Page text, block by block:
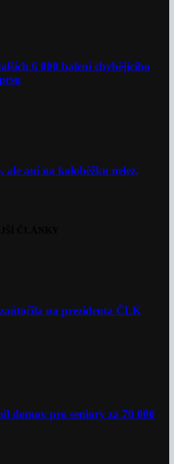
6 000 balení chybějícího
ale ani na koloběžku nelez,
na prezidenta ČLK
domov pro seniory za 70 000